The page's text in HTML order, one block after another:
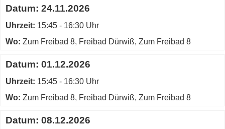
Datum: 24.11.2026
Uhrzeit: 15:45 - 16:30 Uhr
Wo: Zum Freibad 8, Freibad Dürwiß, Zum Freibad 8
Datum: 01.12.2026
Uhrzeit: 15:45 - 16:30 Uhr
Wo: Zum Freibad 8, Freibad Dürwiß, Zum Freibad 8
Datum: 08.12.2026